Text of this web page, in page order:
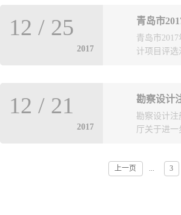
图审查有
年度优秀
开、公平
计信息网公
项。
青岛市
2017
12 / 25
青岛市
计项目评
市城乡建
决，共评出
外公示。公
勘察设计
2017
12 / 21
勘察设计
厅关于进
，勘察设
上一页 ... 3